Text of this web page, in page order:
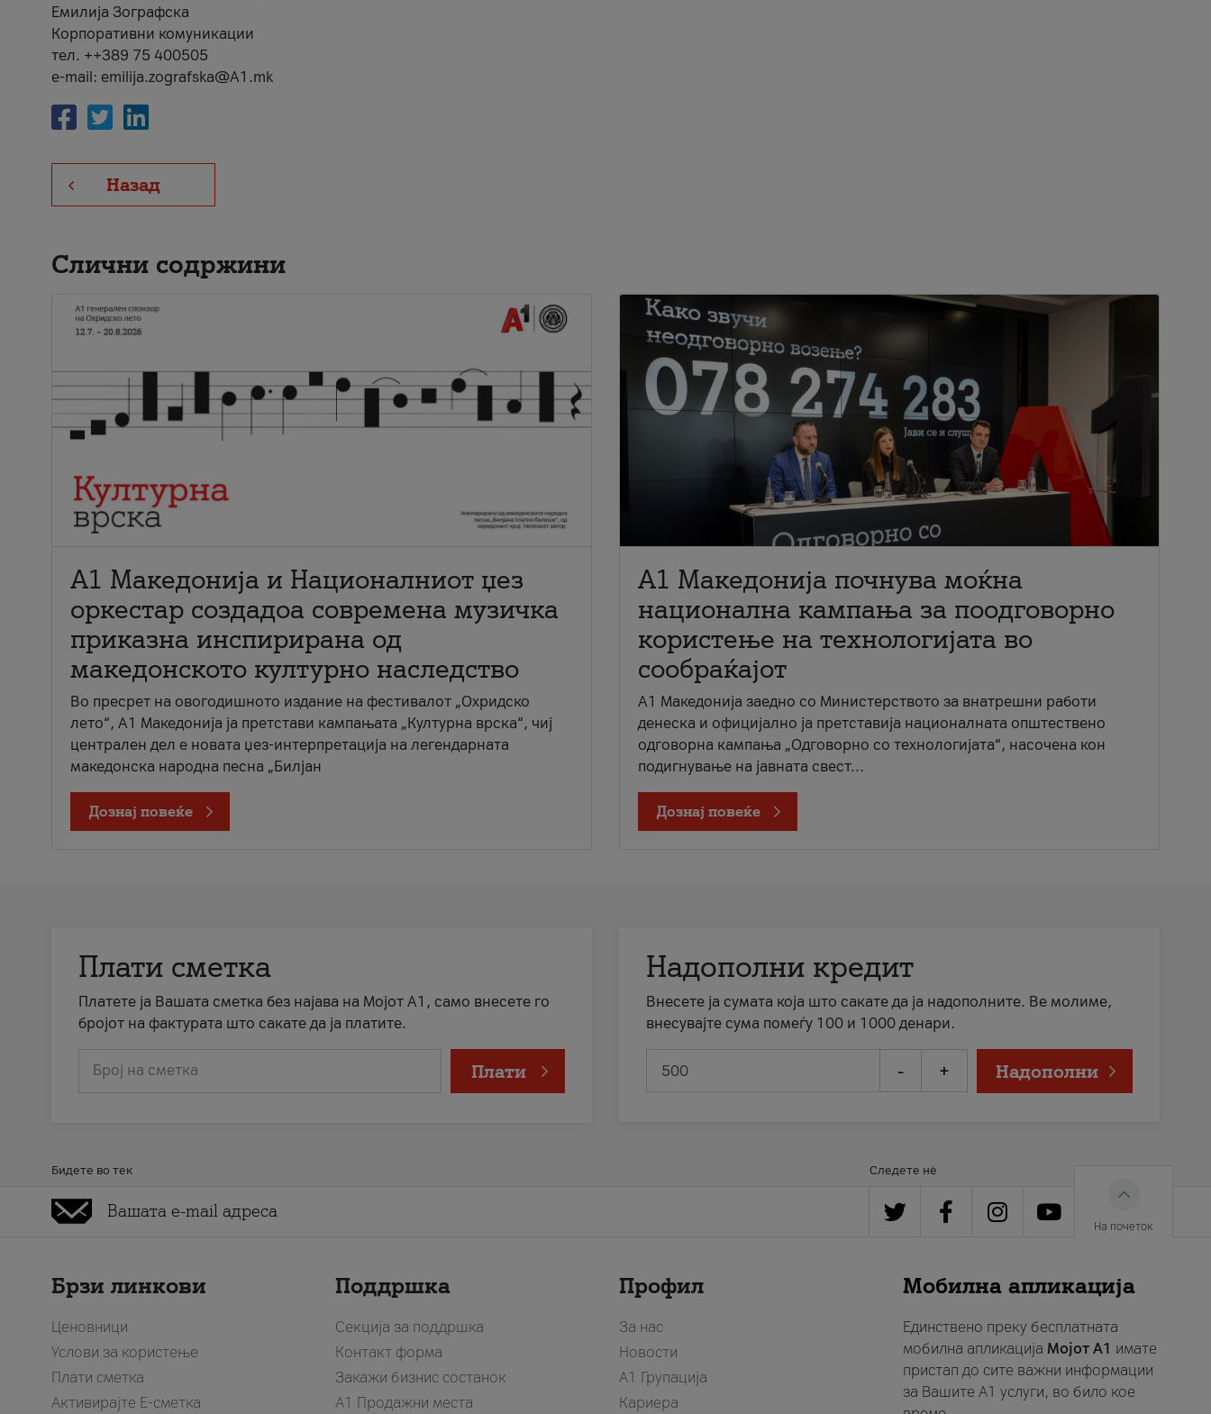
Емилија Зографска
Корпоративни комуникации
тел. ++389 75 400505
e-mail: emilija.zografska@A1.mk
Назад
Слични содржини
А1 Македонија и Националниот џез
оркестар создадоа современа музичка
приказна инспирирана од
македонското културно наследство
Во пресрет на овогодишното издание на фестивалот „Охридско
лето“, А1 Македонија ја претстави кампањата „Културна врска“, чиј
централен дел е новата џез-интерпретација на легендарната
македонска народна песна „Билјан
Дознај повеќе
A1 Македонија почнува моќна
национална кампања за поодговорно
користење на технологијата во
сообраќајот
A1 Македонија заедно со Министерството за внатрешни работи
денеска и официјално ја претставија националната општествено
одговорна кампања „Одговорно со технологијата“, насочена кон
подигнување на јавната свест...
Дознај повеќе
Плати сметка
Платете ја Вашата сметка без најава на Мојот А1, само внесете го
бројот на фактурата што сакате да ја платите.
Број на сметка Плати
Надополни кредит
Внесете ја сумата која што сакате да ја надополните. Ве молиме,
внесувајте сума помеѓу 100 и 1000 денари.
- + Надополни
Бидете во тек Следете нè
На почеток
Брзи линкови
Ценовници
Услови за користење
Плати сметка
Активирајте Е-сметка
Поддршка
Секција за поддршка
Контакт форма
Закажи бизнис состанок
A1 Продажни места
Профил
За нас
Новости
А1 Групација
Кариера
Мобилна апликација
Единствено преку бесплатната
мобилна апликација Мојот A1 имате
пристап до сите важни информации
за Вашите A1 услуги, во било кое